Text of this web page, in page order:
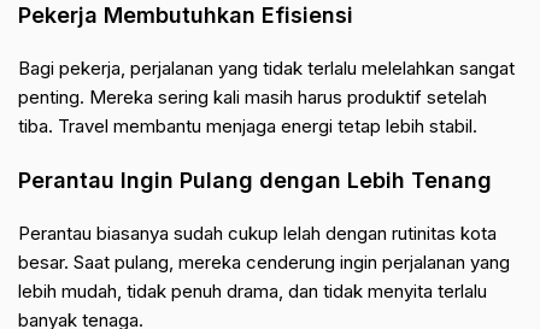
Pekerja Membutuhkan Efisiensi
Bagi pekerja, perjalanan yang tidak terlalu melelahkan sangat
penting. Mereka sering kali masih harus produktif setelah
tiba. Travel membantu menjaga energi tetap lebih stabil.
Perantau Ingin Pulang dengan Lebih Tenang
Perantau biasanya sudah cukup lelah dengan rutinitas kota
besar. Saat pulang, mereka cenderung ingin perjalanan yang
lebih mudah, tidak penuh drama, dan tidak menyita terlalu
banyak tenaga.